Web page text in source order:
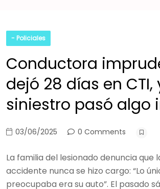
- Policiales
Conductora
dejó 28 días en CTI,
siniestro pasó algo
03/06/2025 0 Comments
La familia del lesionado denuncia que
accidente nunca se hizo cargo: “Lo
preocupaba era su auto”. El pasado